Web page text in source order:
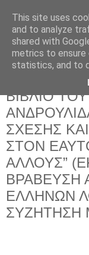
Τρίτη 14
ΒΙΒΛΙΟ
ΣΧΕΣΗΣ
ΣΤΟΝ
ΑΛΛΟΥΣ”
ΒΡΑΒΕΥΣΗ
ΕΛΛΗΝΩΝ
ΣΥΖΗΤΗΣΗ
This site uses
and to analyze
shared with
metrics to ensure
statistics, and to